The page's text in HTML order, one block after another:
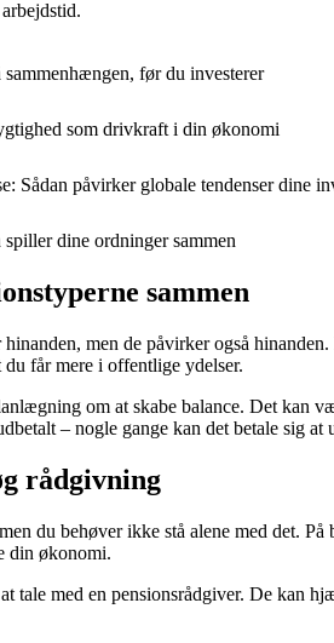
før du investerer
som drivkraft i din økonomi
Sådan påvirker globale tendenser dine
dine ordninger sammen
sammen
hinanden, men de påvirker også
får mere i offentlige ydelser.
om at skabe balance. Det kan
– nogle gange kan det betale sig
rådgivning
du behøver ikke stå alene med det.
din økonomi.
tale med en pensionsrådgiver. De kan